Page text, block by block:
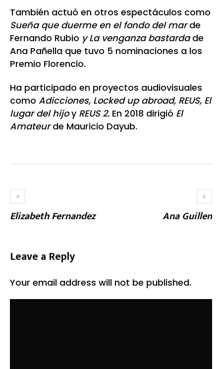
También actuó en otros espectáculos como
Sueña que duerme en el fondo del marde
Fernando Rubio y La venganza bastardade
Ana Pañella que tuvo 5 nominaciones a los
Premio Florencio.
Ha participado en proyectos audiovisuales
como Adicciones, Locked up abroad, REUS, El
lugar del hijoy REUS 2. En 2018 dirigió El
Amateurde Mauricio Dayub.
Elizabeth Fernandez Ana Guillen
Leave a Reply
Your email address will not be published.